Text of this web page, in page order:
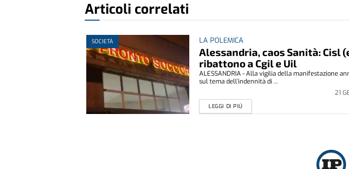
Articoli correlati
SOCIETÀ LA POLEMICA
Alessandria, caos Sanità: Cisl
ribattono a Cgil e Uil
21
ALESSANDRIA - Alla vigilia della manifestazione
sul tema dell’indennità di ...
LEGGI DI PIÚ